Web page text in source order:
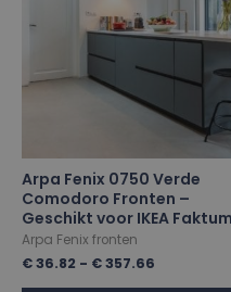
Arpa Fenix 0750 Verde
Comodoro Fronten –
Geschikt voor IKEA Faktum
Arpa Fenix fronten
€36.82 - €357.66